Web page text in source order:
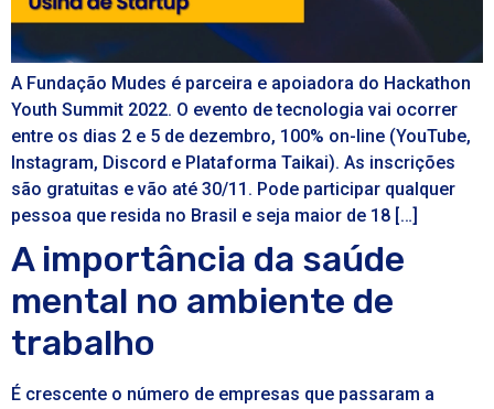
A Fundação Mudes é parceira e apoiadora do Hackathon
Youth Summit 2022. O evento de tecnologia vai ocorrer
entre os dias 2 e 5 de dezembro, 100% on-line (YouTube,
Instagram, Discord e Plataforma Taikai). As inscrições
são gratuitas e vão até 30/11. Pode participar qualquer
pessoa que resida no Brasil e seja maior de 18 […]
A importância da saúde
mental no ambiente de
trabalho
É crescente o número de empresas que passaram a